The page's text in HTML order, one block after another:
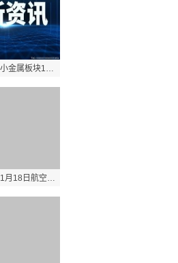
天天观速讯丨小金属板块1月18日涨1.16%，西部材料领涨，北向资金增持1.05亿元
世界微头条丨1月18日航空机场行业五大牛股一览